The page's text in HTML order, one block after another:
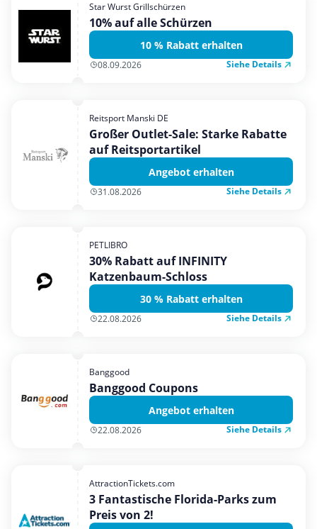
Mobilfunk & Internet
Mode & Accessoires
Shopping
Urlaub & Reise
Star Wurst Grillschürzen
10% auf alle Schürzen
10 % Rabatt erhalten
08.09.2026 Siehe Details
Reitsport Manski DE
Großer Outlet-Sale: Starke Rabatte
auf Reitsportartikel
Angebot erhalten
31.08.2026 Siehe Details
PETLIBRO
30% Rabatt auf INFINITY
Katzenbaum-Schloss
30 % Rabatt erhalten
22.08.2026 Siehe Details
Banggood
Banggood Coupons
Angebot erhalten
22.08.2026 Siehe Details
AttractionTickets.com
3 Fantastische Florida-Parks zum
Preis von 2!